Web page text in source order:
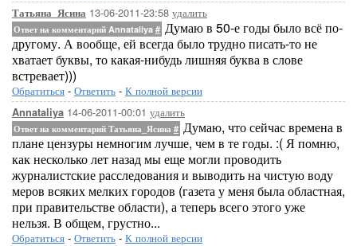
Татьяна_Ясина 13-06-2011-23:58 удалить
Ответ на комментарий Annataliya # Думаю в 50-е годы было всё по-
другому. А вообще, ей всегда было трудно писать-то не
хватает буквы, то какая-нибудь лишняя буква в слове
встревает)))
Обратиться - Ответить - К полной версии
Annataliya 14-06-2011-00:01 удалить
Ответ на комментарий Татьяна_Ясина # Думаю, что сейчас времена в
плане цензуры немногим лучше, чем в те годы. :( Я помню,
как несколько лет назад мы еще могли проводить
журналистские расследования и выводить на чистую воду
меров всяких мелких городов (газета у меня была областная,
при правительстве области), а теперь всего этого уже
нельзя. В общем, грустно...
Обратиться - Ответить - К полной версии